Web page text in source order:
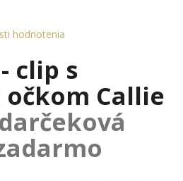
hodnotenia
clip s
Callie